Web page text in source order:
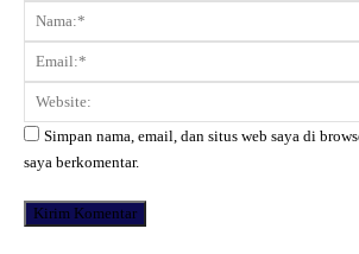
Komentar:
Simpan nama, email, dan situs web saya di
saya berkomentar.